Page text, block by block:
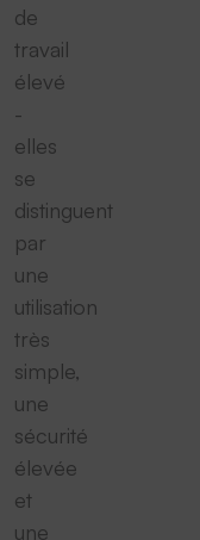
de
travail
élevé
-
elles
se
distinguent
par
une
utilisation
très
simple,
une
sécurité
élevée
et
une